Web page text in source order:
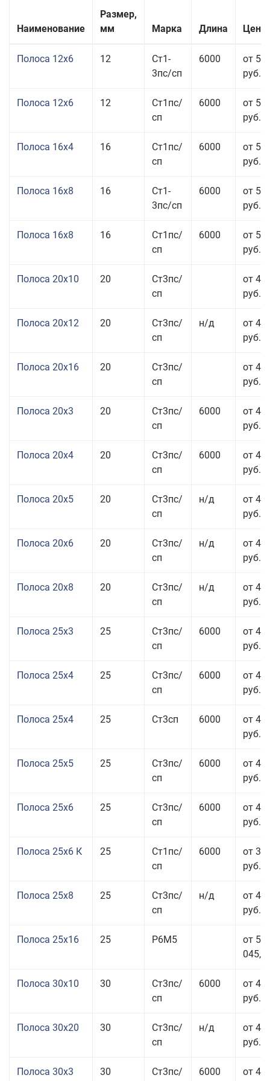
Наименование
Размер,
мм
Марка Длина Цена
Полоса 12x6 12
Ст1-
3пс/сп
6000
от 53
руб.
Полоса 12x6 12
Ст1пс/
сп
6000
от 53
руб.
Полоса 16x4 16
Ст1пс/
сп
6000
от 53
руб.
Полоса 16x8 16
Ст1-
3пс/сп
6000
от 55
руб.
Полоса 16x8 16
Ст1пс/
сп
6000
от 55
руб.
Полоса 20x10 20
Ст3пс/
сп
от 44
руб.
Полоса 20x12 20
Ст3пс/
сп
н/д
от 44
руб.
Полоса 20x16 20
Ст3пс/
сп
от 45
руб.
Полоса 20x3 20
Ст3пс/
сп
6000
от 45
руб.
Полоса 20x4 20
Ст3пс/
сп
6000
от 44
руб.
Полоса 20x5 20
Ст3пс/
сп
н/д
от 42
руб.
Полоса 20x6 20
Ст3пс/
сп
н/д
от 46
руб.
Полоса 20x8 20
Ст3пс/
сп
н/д
от 45
руб.
Полоса 25x3 25
Ст3пс/
сп
6000
от 46
руб.
Полоса 25x4 25
Ст3пс/
сп
6000
от 43
руб.
Полоса 25x4 25 Ст3сп 6000
от 43
руб.
Полоса 25x5 25
Ст3пс/
сп
6000
от 42
руб.
Полоса 25x6 25
Ст3пс/
сп
6000
от 42
руб.
Полоса 25x6 К 25
Ст1пс/
сп
6000
от 35
руб.
Полоса 25x8 25
Ст3пс/
сп
н/д
от 43
руб.
Полоса 25x16 25 Р6М5
от
Полоса 30x10 30
Ст3пс/
сп
6000
от 45
руб.
Полоса 30x20 30
Ст3пс/
сп
н/д
от 46
руб.
Полоса 30x3 30
Ст3пс/
6000
от 46